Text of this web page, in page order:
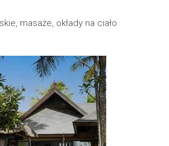
masaże, okłady na ciało